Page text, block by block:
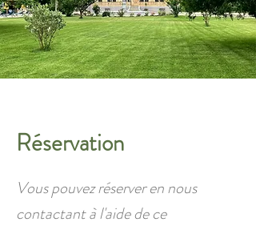
Réservation
Vous pouvez réserver en nous
contactant à l'aide de ce